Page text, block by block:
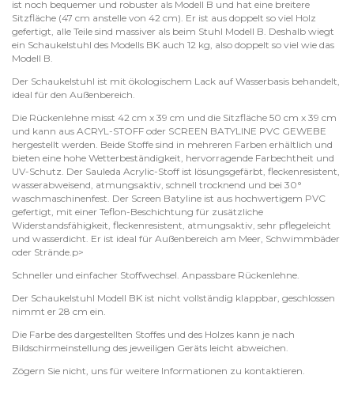
ist noch bequemer und robuster als Modell B und hat eine breitere
Sitzfläche (47 cm anstelle von 42 cm). Er ist aus doppelt so viel Holz
gefertigt, alle Teile sind massiver als beim Stuhl Modell B. Deshalb wiegt
ein Schaukelstuhl des Modells BK auch 12 kg, also doppelt so viel wie das
Modell B.
Der Schaukelstuhl ist mit ökologischem Lack auf Wasserbasis behandelt,
ideal für den Außenbereich.
Die Rückenlehne misst 42 cm x 39 cm und die Sitzfläche 50 cm x 39 cm
und kann aus ACRYL-STOFF oder SCREEN BATYLINE PVC GEWEBE
hergestellt werden. Beide Stoffe sind in mehreren Farben erhältlich und
bieten eine hohe Wetterbeständigkeit, hervorragende Farbechtheit und
UV-Schutz. Der Sauleda Acrylic-Stoff ist lösungsgefärbt, fleckenresistent,
wasserabweisend, atmungsaktiv, schnell trocknend und bei 30°
waschmaschinenfest. Der Screen Batyline ist aus hochwertigem PVC
gefertigt, mit einer Teflon-Beschichtung für zusätzliche
Widerstandsfähigkeit, fleckenresistent, atmungsaktiv, sehr pflegeleicht
und wasserdicht. Er ist ideal für Außenbereich am Meer, Schwimmbäder
oder Strände.p>
Schneller und einfacher Stoffwechsel. Anpassbare Rückenlehne.
Der Schaukelstuhl Modell BK ist nicht vollständig klappbar, geschlossen
nimmt er 28 cm ein.
Die Farbe des dargestellten Stoffes und des Holzes kann je nach
Bildschirmeinstellung des jeweiligen Geräts leicht abweichen.
Zögern Sie nicht, uns für weitere Informationen zu kontaktieren.